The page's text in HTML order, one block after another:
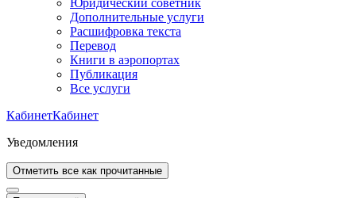
Юридический советник
Дополнительные услуги
Расшифровка текста
Перевод
Книги в аэропортах
Публикация
Все услуги
КабинетКабинет
Уведомления
Отметить все как прочитанные